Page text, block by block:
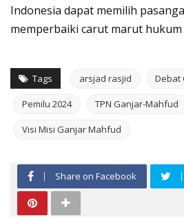
Indonesia dapat memilih
memperbaiki carut marut hukum
Tags arsjad rasjid Debat
Pemilu 2024 TPN Ganjar-Mahfud
Visi Misi Ganjar Mahfud
Share on Facebook